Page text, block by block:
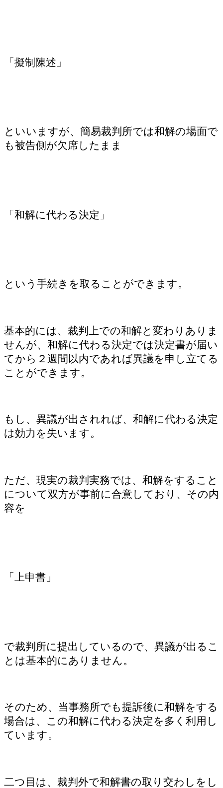
「擬制陳述」
といいますが、簡易裁判所では和解の場面で
も被告側が欠席したまま
「和解に代わる決定」
という手続きを取ることができます。
基本的には、裁判上での和解と変わりありま
せんが、和解に代わる決定では決定書が届い
てから２週間以内であれば異議を申し立てる
ことができます。
もし、異議が出されれば、和解に代わる決定
は効力を失います。
ただ、現実の裁判実務では、和解をすること
について双方が事前に合意しており、その内
容を
「上申書」
で裁判所に提出しているので、異議が出るこ
とは基本的にありません。
そのため、当事務所でも提訴後に和解をする
場合は、この和解に代わる決定を多く利用し
ています。
二つ目は、裁判外で和解書の取り交わしをし